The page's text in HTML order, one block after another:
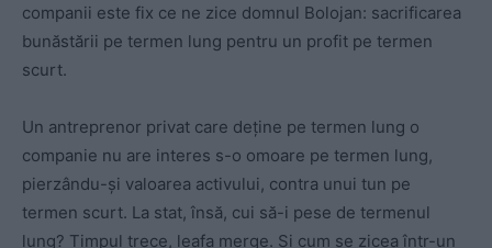
companii este fix ce ne zice domnul Bolojan: sacrificarea
bunăstării pe termen lung pentru un profit pe termen
scurt.
Un antreprenor privat care deține pe termen lung o
companie nu are interes s-o omoare pe termen lung,
pierzându-și valoarea activului, contra unui tun pe
termen scurt. La stat, însă, cui să-i pese de termenul
lung? Timpul trece, leafa merge. Și cum se zicea într-un